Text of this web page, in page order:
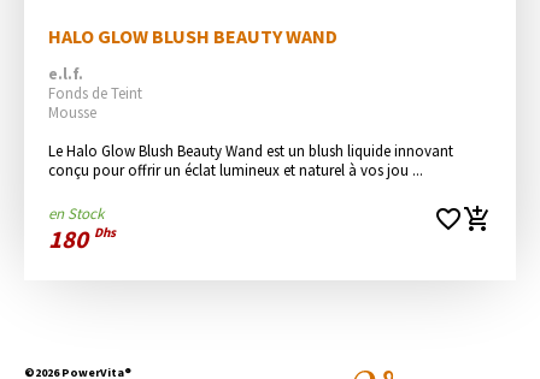
HALO GLOW BLUSH BEAUTY WAND
e.l.f.
Fonds de Teint
Mousse
Le Halo Glow Blush Beauty Wand est un blush liquide innovant
conçu pour offrir un éclat lumineux et naturel à vos jou ...
en Stock
180 Dhs favorite_borderadd_shopping_cart
©2026 PowerVita®